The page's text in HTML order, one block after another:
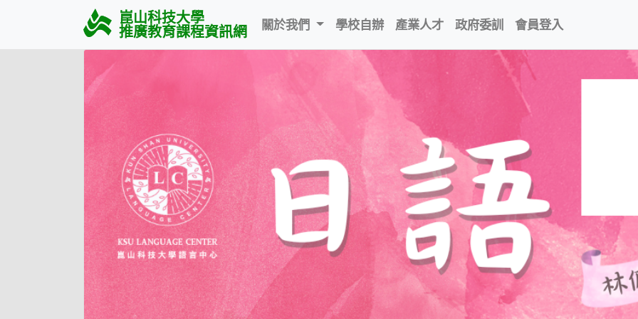
崑山科技大學
推廣教育課程資訊網 關於我們 學校自辦 產業人才 政府委訓 會員登入